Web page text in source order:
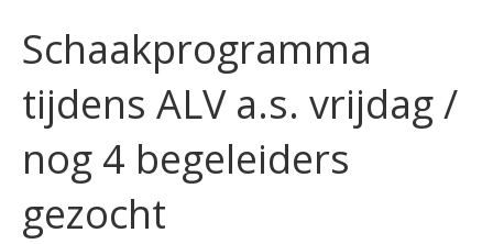
Schaakprogramma
tijdens ALV a.s. vrijdag /
nog 4 begeleiders
gezocht